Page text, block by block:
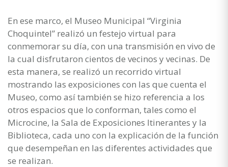
En ese marco, el Museo Municipal “Virginia
Choquintel” realizó un festejo virtual para
conmemorar su día, con una transmisión en vivo de
la cual disfrutaron cientos de vecinos y vecinas. De
esta manera, se realizó un recorrido virtual
mostrando las exposiciones con las que cuenta el
Museo, como así también se hizo referencia a los
otros espacios que lo conforman, tales como el
Microcine, la Sala de Exposiciones Itinerantes y la
Biblioteca, cada uno con la explicación de la función
que desempeñan en las diferentes actividades que
se realizan.